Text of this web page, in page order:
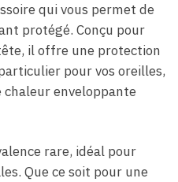
qui vous permet de
protégé. Conçu pour
il offre une protection
pour vos oreilles,
enveloppante
rare, idéal pour
Que ce soit pour une